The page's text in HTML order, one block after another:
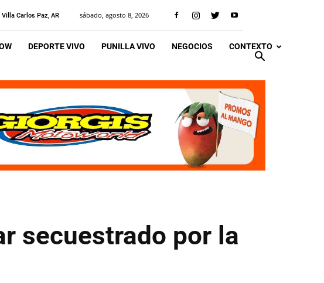
Villa Carlos Paz, AR sábado, agosto 8, 2026
DEPORTE VIVO PUNILLA VIVO NEGOCIOS CONTEXTO
secuestrado por la